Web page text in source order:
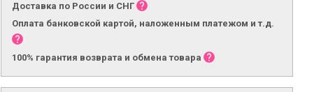
Доставка по России и СНГ
Оплата банковской картой, наложенным платежом и т.д.
100% гарантия возврата и обмена товара